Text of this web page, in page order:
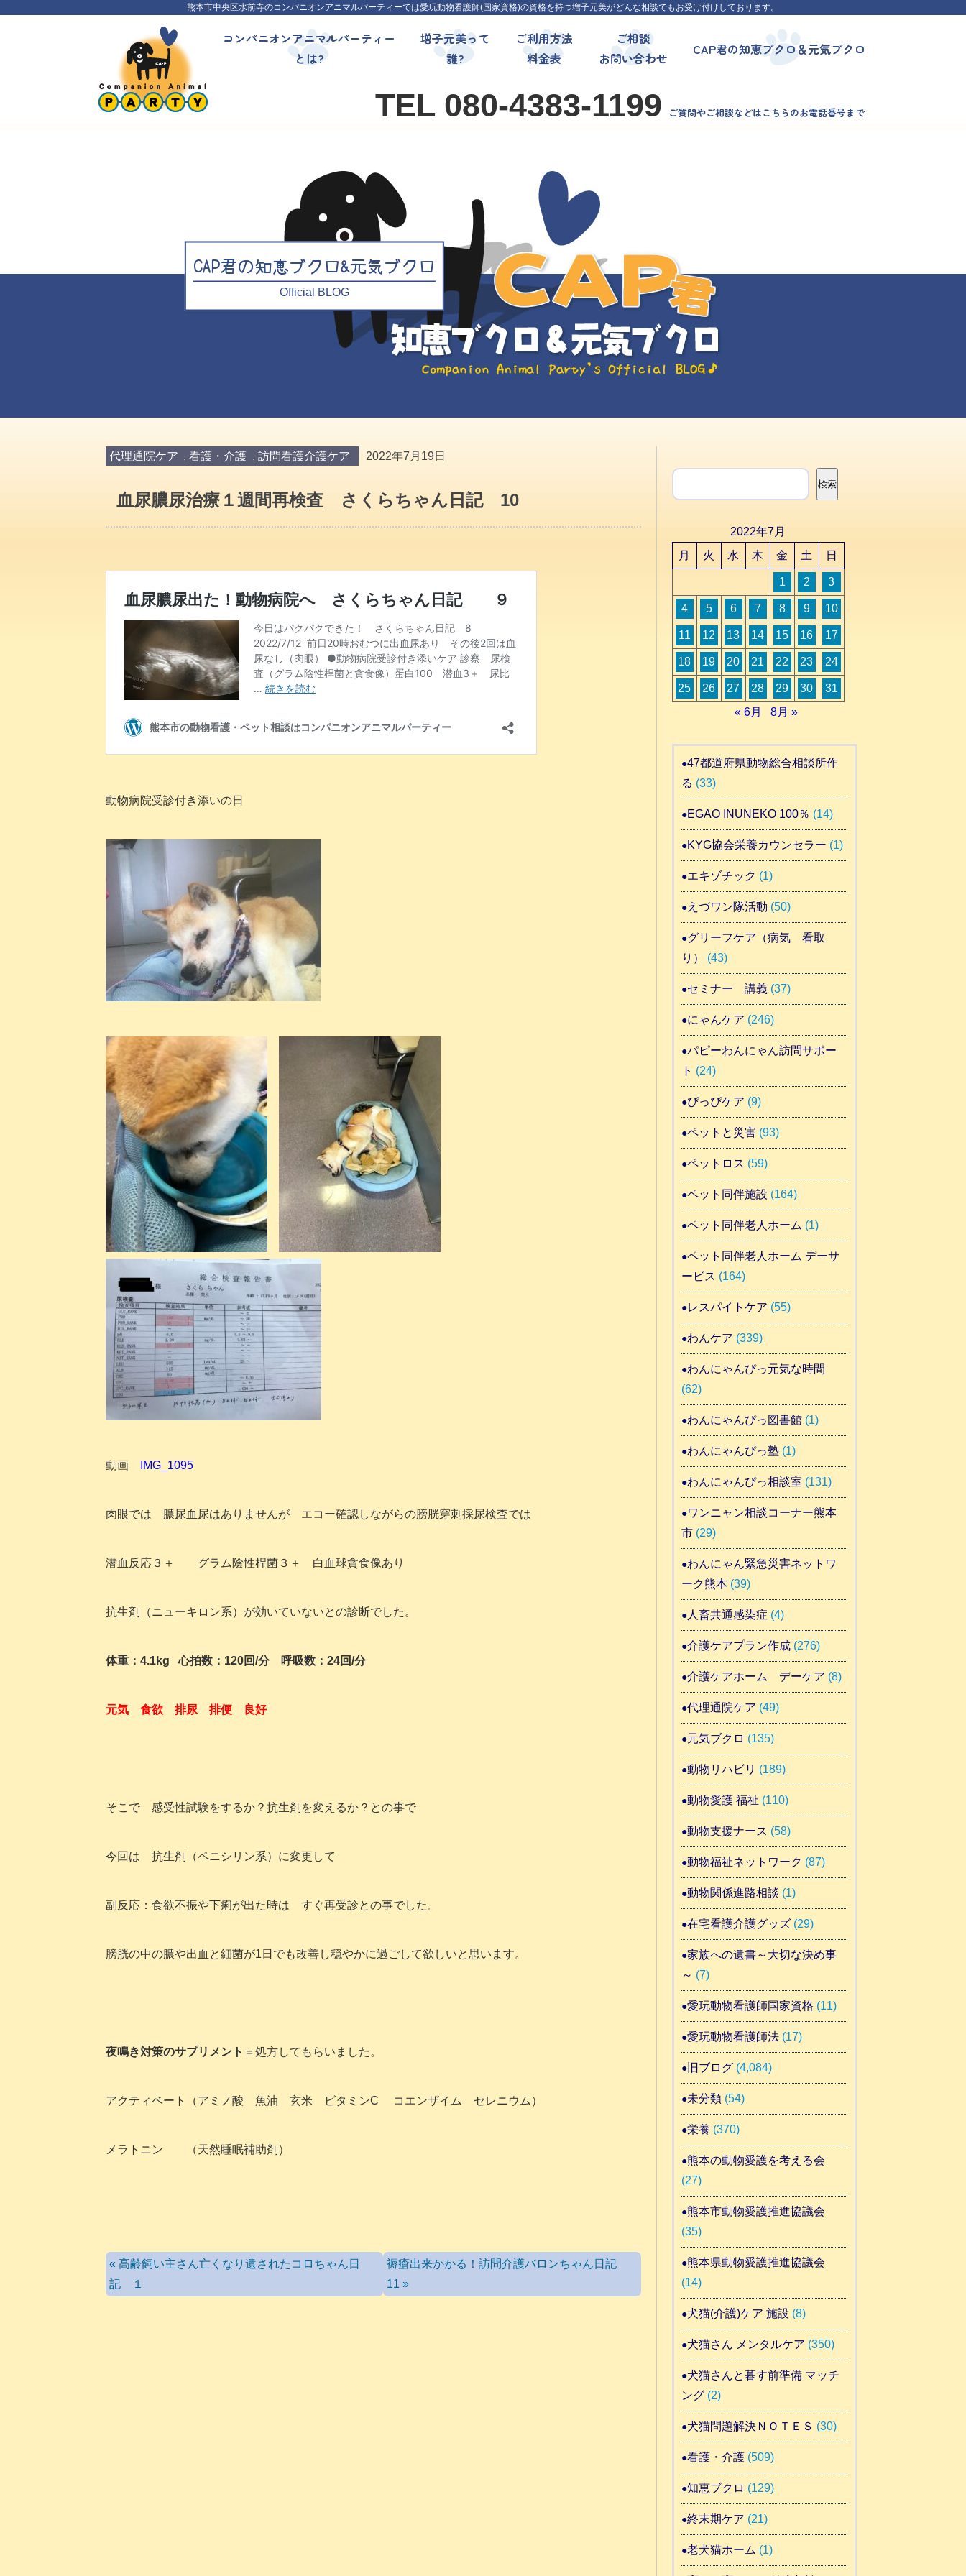
熊本市中央区水前寺のコンパニオンアニマルパーティーでは愛玩動物看護師(国家資格)の資格を持つ増子元美がどんな相談でもお受け付けしております。
コンパニオンアニマルパーティー
とは?
増子元美って
誰?
ご利用方法
料金表
ご相談
お問い合わせ
CAP君の知恵ブクロ＆元気ブクロ
TEL 080-4383-1199 ご質問やご相談などはこちらのお電話番号まで
CAP君の知恵ブクロ&元気ブクロ
Official BLOG
代理通院ケア ,看護・介護 , 訪問看護介護ケア 2022年7月19日
血尿膿尿治療１週間再検査 さくらちゃん日記 10
動物病院受診付き添いの日
動画 IMG_1095
肉眼では 膿尿血尿はありませんが エコー確認しながらの膀胱穿刺採尿検査では
潜血反応３＋ グラム陰性桿菌３＋ 白血球貪食像あり
抗生剤（ニューキロン系）が効いていないとの診断でした。
体重：4.1kg 心拍数：120回/分 呼吸数：24回/分
元気 食欲 排尿 排便 良好
そこで 感受性試験をするか？抗生剤を変えるか？との事で
今回は 抗生剤（ペニシリン系）に変更して
副反応：食欲不振や下痢が出た時は すぐ再受診との事でした。
膀胱の中の膿や出血と細菌が1日でも改善し穏やかに過ごして欲しいと思います。
夜鳴き対策のサプリメント ＝処方してもらいました。
アクティベート（アミノ酸 魚油 玄米 ビタミンC コエンザイム セレニウム）
メラトニン （天然睡眠補助剤）
« 高齢飼い主さん亡くなり遺されたコロちゃん日
記 １
褥瘡出来かかる！訪問介護バロンちゃん日記
11 »
検索
検索
2022年7月
月
火 水 木 金 土 日
1 2 3
4 5 6 7 8 9 10
11 12 13 14 15 16 17
18 19 20 21 22 23 24
25 26 27 28 29 30
31
« 6月
8月 »
47都道府県動物総合相談所作
る (33)
EGAO INUNEKO 100％ (14)
KYG協会栄養カウンセラー (1)
エキゾチック (1)
えづワン隊活動 (50)
グリーフケア（病気 看取
り）
(43)
セミナー 講義(37)
にゃんケア (246)
パピーわんにゃん訪問サポー
ト (24)
ぴっぴケア (9)
ペットと災害(93)
ペットロス (59)
ペット同伴施設 (164)
ペット同伴老人ホーム (1)
ペット同伴老人ホーム デーサ
ービス (164)
レスパイトケア (55)
わんケア (339)
わんにゃんぴっ元気な時間
(62)
わんにゃんぴっ図書館(1)
わんにゃんぴっ塾(1)
わんにゃんぴっ相談室 (131)
ワンニャン相談コーナー熊本
市(29)
わんにゃん緊急災害ネットワ
ーク熊本(39)
人畜共通感染症 (4)
介護ケアプラン作成(276)
介護ケアホーム デーケア (8)
代理通院ケア (49)
元気ブクロ (135)
動物リハビリ (189)
動物愛護 福祉 (110)
動物支援ナース (58)
動物福祉ネットワーク (87)
動物関係進路相談 (1)
在宅看護介護グッズ(29)
家族への遺書～大切な決め事
～ (7)
愛玩動物看護師国家資格 (11)
愛玩動物看護師法(17)
旧ブログ(4,084)
未分類(54)
栄養 (370)
熊本の動物愛護を考える会
(27)
熊本市動物愛護推進協議会
(35)
熊本県動物愛護推進協議会
(14)
犬猫(介護)ケア 施設 (8)
犬猫さん メンタルケア (350)
犬猫さんと暮す前準備 マッチ
ング(2)
犬猫問題解決ＮＯＴＥＳ (30)
看護・介護(509)
知恵ブクロ (129)
終末期ケア (21)
老犬猫ホーム (1)